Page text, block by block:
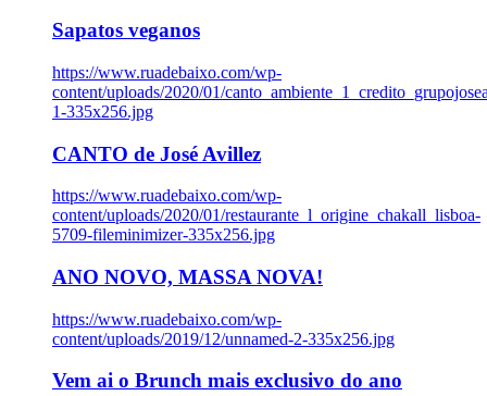
Sapatos veganos
https://www.ruadebaixo.com/wp-
content/uploads/2020/01/
1-335x256.jpg
CANTO de José Avillez
https://www.ruadebaixo.com/wp-
content/uploads/2020/01/restaurante_l_origine_chakall_lisboa-
5709-fileminimizer-335x256.jpg
ANO NOVO, MASSA NOVA!
https://www.ruadebaixo.com/wp-
content/uploads/2019/12/unnamed-2-335x256.jpg
Vem ai o Brunch mais exclusivo do ano